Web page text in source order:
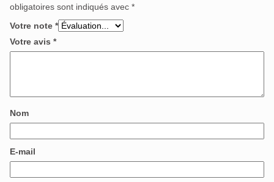
obligatoires sont indiqués avec *
Votre note *
Votre avis *
Nom
E-mail